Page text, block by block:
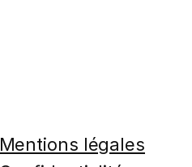
Mentions légales